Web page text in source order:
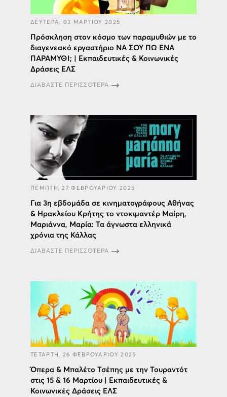
ΔΕΥΤΕΡΑ, 03 ΜΑΡΤΙΟΥ 2025
Πρόσκληση στον κόσμο των παραμυθιών με το
διαγενεακό εργαστήριο ΝΑ ΣΟΥ ΠΩ ΕΝΑ
ΠΑΡΑΜΥΘΙ; | Εκπαιδευτικές & Κοινωνικές
Δράσεις ΕΛΣ
ΔΙΑΒΑΣΤΕ ΠΕΡΙΣΣΟΤΕΡΑ
ΠΕΜΠΤΗ, 27 ΦΕΒΡΟΥΑΡΙΟΥ 2025
Για 3η εβδομάδα σε κινηματογράφους Αθήνας
& Ηρακλείου Κρήτης το ντοκιμαντέρ Μαίρη,
Μαριάννα, Μαρία: Τα άγνωστα ελληνικά
χρόνια της Κάλλας
ΔΙΑΒΑΣΤΕ ΠΕΡΙΣΣΟΤΕΡΑ
ΤΕΤΑΡΤΗ, 26 ΦΕΒΡΟΥΑΡΙΟΥ 2025
Όπερα & Μπαλέτο Τσέπης με την Τουραντότ
στις 15 & 16 Μαρτίου | Εκπαιδευτικές &
Κοινωνικές Δράσεις ΕΛΣ